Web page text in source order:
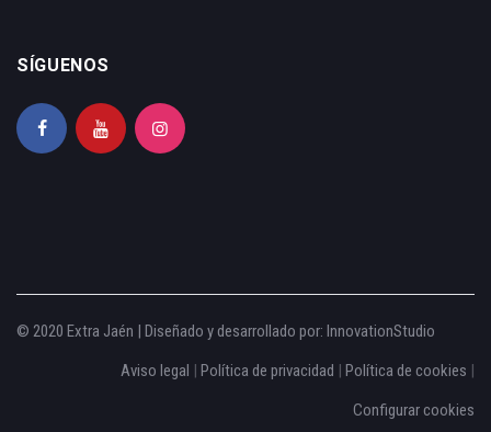
SÍGUENOS
© 2020 Extra Jaén | Diseñado y desarrollado por: InnovationStudio
Aviso legal | Política de privacidad | Política de cookies |
Configurar cookies